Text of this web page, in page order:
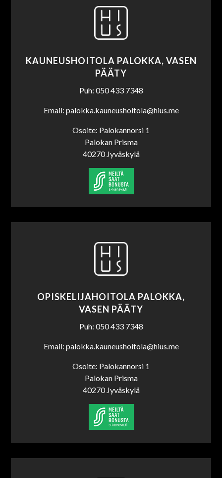
KAUNEUSHOITOLA PALOKKA, VASEN
PÄÄTY
Puh: 050 433 7348
Email: palokka.kauneushoitola@hius.me
Osoite: Palokannorsi 1
Palokan Prisma
40270 Jyväskylä
OPISKELIJAHOITOLA PALOKKA,
VASEN PÄÄTY
Puh: 050 433 7348
Email: palokka.kauneushoitola@hius.me
Osoite: Palokannorsi 1
Palokan Prisma
40270 Jyväskylä